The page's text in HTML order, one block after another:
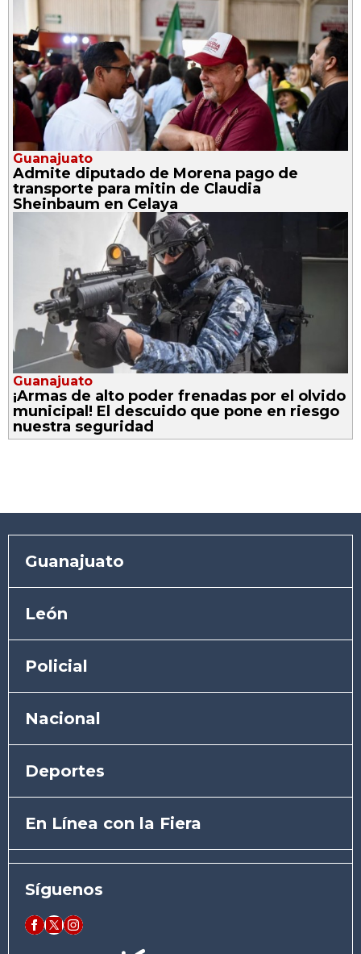
Guanajuato
Admite diputado de Morena pago de
transporte para mitin de Claudia
Sheinbaum en Celaya
Guanajuato
¡Armas de alto poder frenadas por el olvido
municipal! El descuido que pone en riesgo
nuestra seguridad
Guanajuato
León
Policial
Nacional
Deportes
En Línea con la Fiera
Síguenos